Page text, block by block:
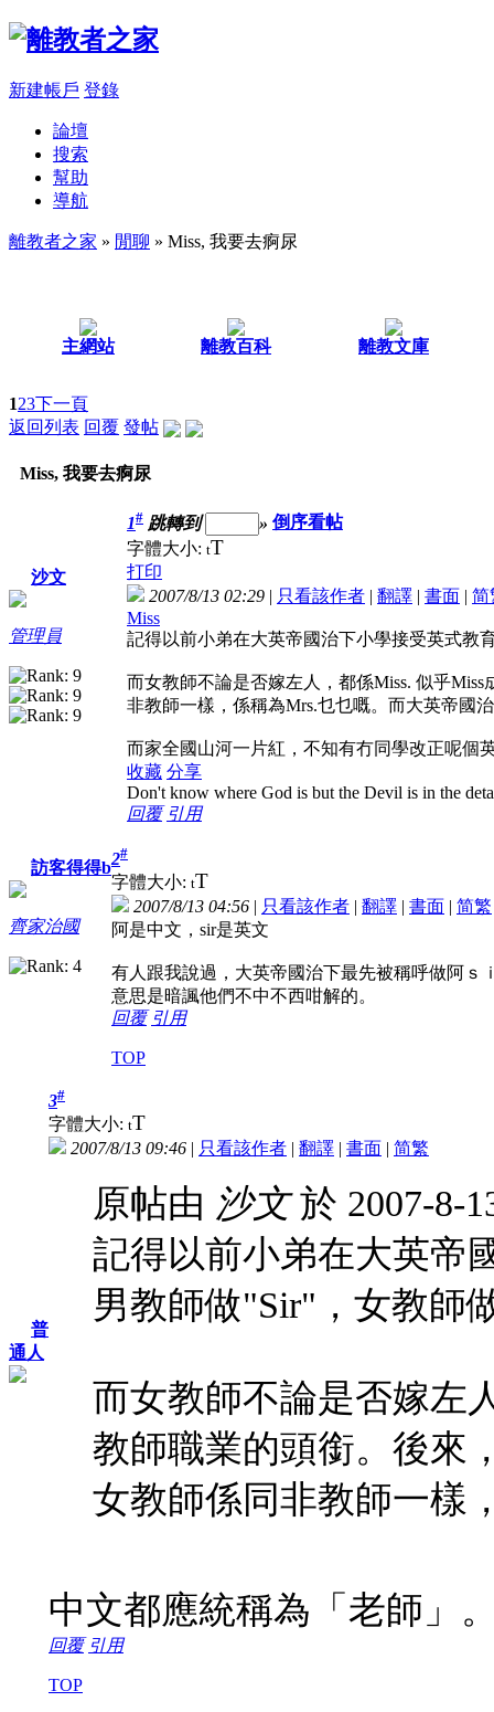
新建帳戶 登錄
論壇
搜索
幫助
導航
離教者之家 » 閒聊 » Miss, 我要去痾尿
主網站 離教百科 離教文庫
123下一頁
返回列表 回覆 發帖
Miss, 我要去痾尿
沙文
管理員
1# 跳轉到 » 倒序看帖
字體大小: tT
打印
2007/8/13 02:29 | 只看該作者 | 翻譯 | 書面 | 简
Miss
記得以前小弟在大英帝國治下小學接受英式教
而女教師不論是否嫁左人，都係Miss. 似乎
非教師一樣，係稱為Mrs.乜乜嘅。而大英帝國
而家全國山河一片紅，不知有冇同學改正呢個
收藏 分享
Don't know where God is but the Devil is in the
回覆 引用
訪客得得b
齊家治國
2#
字體大小: tT
2007/8/13 04:56 | 只看該作者 | 翻譯 | 書面 | 简繁
阿是中文，sir是英文
有人跟我說過，大英帝國治下最先被稱呼做阿ｓ
意思是暗諷他們不中不西咁解的。
回覆 引用
TOP
普
通人
3#
字體大小: tT
2007/8/13 09:46 | 只看該作者 | 翻譯 | 書面 | 简繁
原帖由 沙文於 2007-8-
記得以前小弟在大英帝
男教師做"Sir"，女教師
而女教師不論是否嫁左
教師職業的頭銜。後來
女教師係同非教師一樣
中文都應統稱為「老師」
回覆 引用
TOP